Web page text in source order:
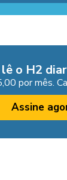
o H2
por mês.
Assine